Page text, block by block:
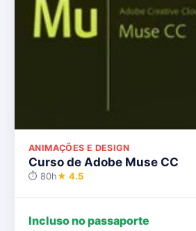
ANIMAÇÕES E DESIGN
Curso de Adobe Muse CC
⏱ 80h★ 4.5
Incluso no passaporte